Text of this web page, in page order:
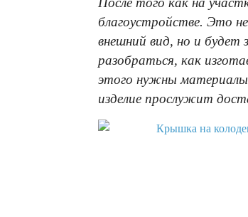
благоустройстве. Это
внешний вид, но и будет
разобраться, как
этого нужны
изделие прослужит